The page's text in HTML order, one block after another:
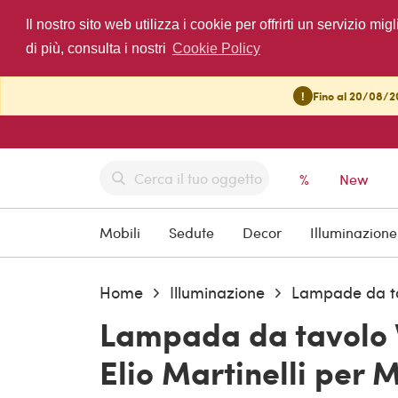
Il nostro sito web utilizza i cookie per offrirti un servizio
di più, consulta i nostri Cookie Policy
! Fino al 20/08/
% New
Mobili Sedute Decor Illuminazione
Home Illuminazione Lampade da
Lampada da
Elio Martinelli per